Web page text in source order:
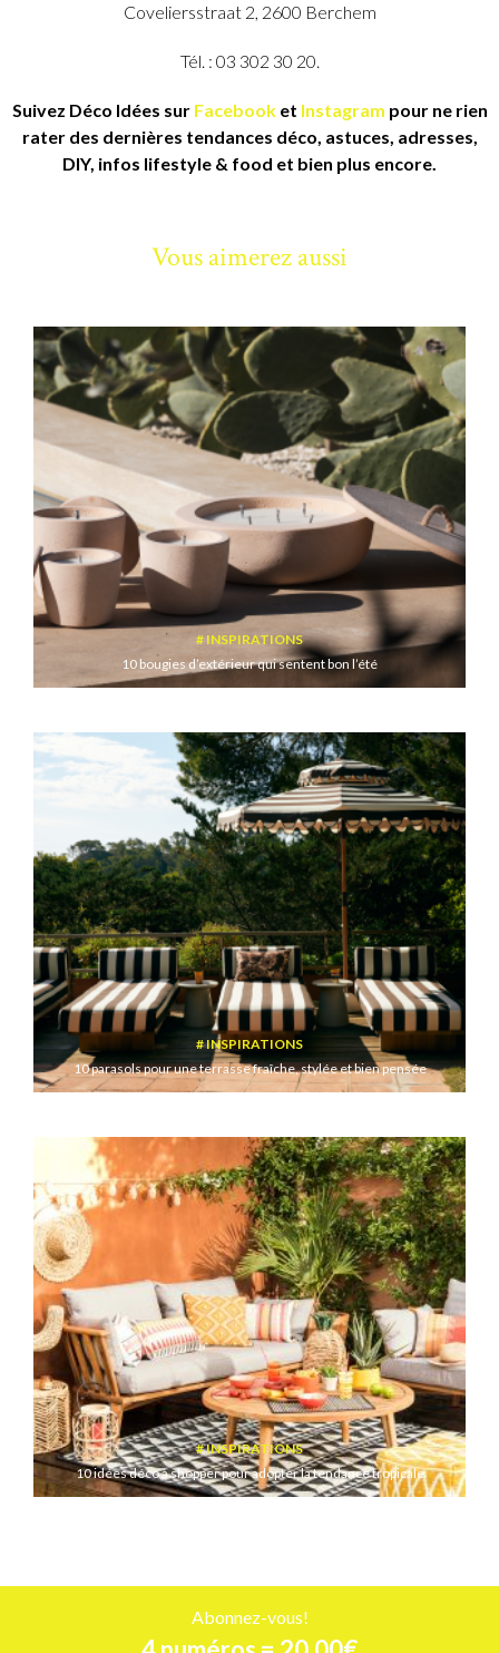
Coveliersstraat 2, 2600 Berchem
Tél. : 03 302 30 20.
Suivez Déco Idées sur Facebooket Instagram pour ne rien
rater des dernières tendances déco, astuces, adresses,
DIY, infos lifestyle & food et bien plus encore.
Vous aimerez aussi
INSPIRATIONS
10 bougies d’extérieur qui sentent bon l’été
INSPIRATIONS
10 parasols pour une terrasse fraîche, stylée et bien pensée
INSPIRATIONS
10 idées déco à shopper pour adopter la tendance tropicale
Abonnez-vous!